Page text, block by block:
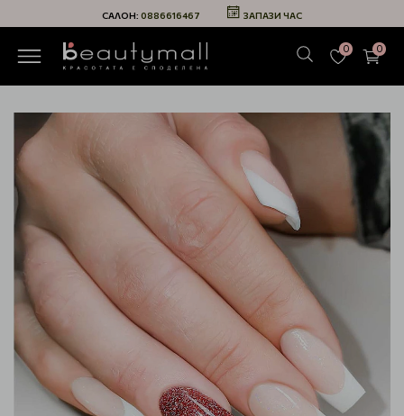
САЛОН: 0886616467 ЗАПАЗИ ЧАС
0 0